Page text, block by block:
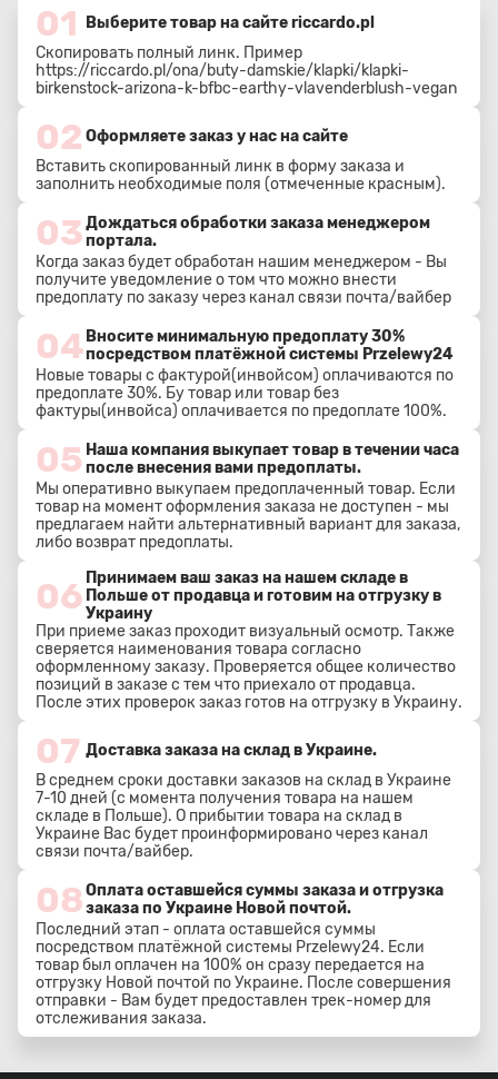
01
Выберите товар на сайте riccardo.pl
Скопировать полный линк. Пример
https://riccardo.pl/ona/buty-damskie/klapki/klapki-
birkenstock-arizona-k-bfbc-earthy-vlavenderblush-vegan
02 Оформляете заказ у нас на сайте
Вставить скопированный линк в форму заказа и
заполнить необходимые поля (отмеченные красным).
03Дождаться обработки заказа менеджером
портала.
Когда заказ будет обработан нашим менеджером - Вы
получите уведомление о том что можно внести
предоплату по заказу через канал связи почта/вайбер
04 Вносите минимальную предоплату 30%
посредством платёжной системы Przelewy24
Новые товары с фактурой(инвойсом) оплачиваются по
предоплате 30%. Бу товар или товар без
фактуры(инвойса) оплачивается по предоплате 100%.
05 Наша компания выкупает товар в течении часа
после внесения вами предоплаты.
Мы оперативно выкупаем предоплаченный товар. Если
товар на момент оформления заказа не доступен - мы
предлагаем найти альтернативный вариант для заказа,
либо возврат предоплаты.
06 Принимаем ваш заказ на нашем складе в
Польше от продавца и готовим на отгрузку в
Украину
При приеме заказ проходит визуальный осмотр. Также
сверяется наименования товара согласно
оформленному заказу. Проверяется общее количество
позиций в заказе с тем что приехало от продавца.
После этих проверок заказ готов на отгрузку в Украину.
07 Доставка заказа на склад в Украине.
В среднем сроки доставки заказов на склад в Украине
7-10 дней (с момента получения товара на нашем
складе в Польше). О прибытии товара на склад в
Украине Вас будет проинформировано через канал
связи почта/вайбер.
08Оплата оставшейся суммы заказа и отгрузка
заказа по Украине Новой почтой.
Последний этап - оплата оставшейся суммы
посредством платёжной системы Przelewy24. Если
товар был оплачен на 100% он сразу передается на
отгрузку Новой почтой по Украине. После совершения
отправки - Вам будет предоставлен трек-номер для
отслеживания заказа.